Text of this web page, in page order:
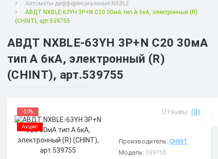
Автоматы дифференциальные NXBLE
АВДТ NXBLE-63YH 3P+N C20 30мА тип A 6кА, электронный (R)
(CHINT), арт.539755
АВДТ NXBLE-63YH 3P+N C20 30мА
тип A 6кА, электронный (R)
(CHINT), арт.539755
-30%
Акция!
Отзывы: (0)
Производитель: CHINT
Модель: 539755